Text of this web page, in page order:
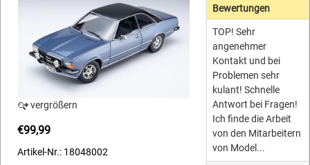
vergrößern
€99,99
Artikel-Nr.: 18048002
Bewertungen
TOP! Sehr
angenehmer
Kontakt und bei
Problemen sehr
kulant! Schnelle
Antwort bei Fragen!
Ich finde die Arbeit
von den Mitarbeitern
von Model...